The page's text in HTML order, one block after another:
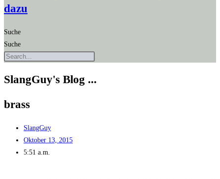
dazu
Suche
Suche
SlangGuy's Blog ...
brass
SlangGuy
Oktober 13, 2015
5:51 a.m.